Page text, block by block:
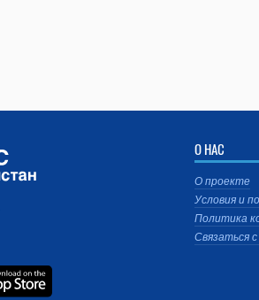
О НАС
О проекте
Условия и
Политика
Связаться